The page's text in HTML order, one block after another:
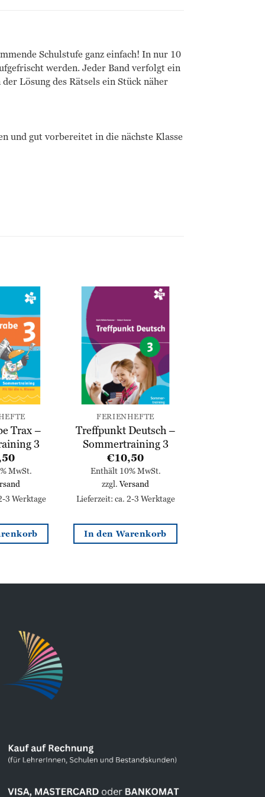
Schulstufe ganz einfach! In nur 10
werden. Jeder Band verfolgt ein
Lösung des Rätsels ein Stück näher
und gut vorbereitet in die nächste Klasse
Zur
Wunschliste
hinzufügen
Trax –
3
MwSt.
3 Werktage
Zur
Wunschliste
hinzufügen
FERIENHEFTE
Treffpunkt Deutsch –
Sommertraining 3
€10,50
Enthält 10% MwSt.
zzgl.Versand
Lieferzeit: ca. 2-3 Werktage
In den Warenkorb